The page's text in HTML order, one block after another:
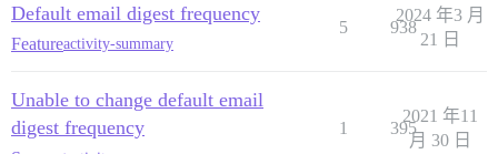
Default email digest frequency
Featureactivity-summary
5 938
2024 年3 月
21 日
Unable to change default email
digest frequency
1 395
2021 年11
月 30 日